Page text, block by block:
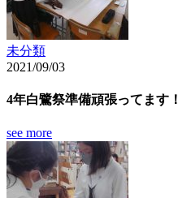
未分類
2021/09/03
4年白鷺祭準備頑張ってます！
see more